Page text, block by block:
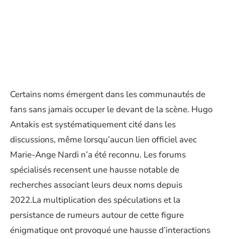
Certains noms émergent dans les communautés de
fans sans jamais occuper le devant de la scène. Hugo
Antakis est systématiquement cité dans les
discussions, même lorsqu’aucun lien officiel avec
Marie-Ange Nardi n’a été reconnu. Les forums
spécialisés recensent une hausse notable de
recherches associant leurs deux noms depuis
2022.La multiplication des spéculations et la
persistance de rumeurs autour de cette figure
énigmatique ont provoqué une hausse d’interactions